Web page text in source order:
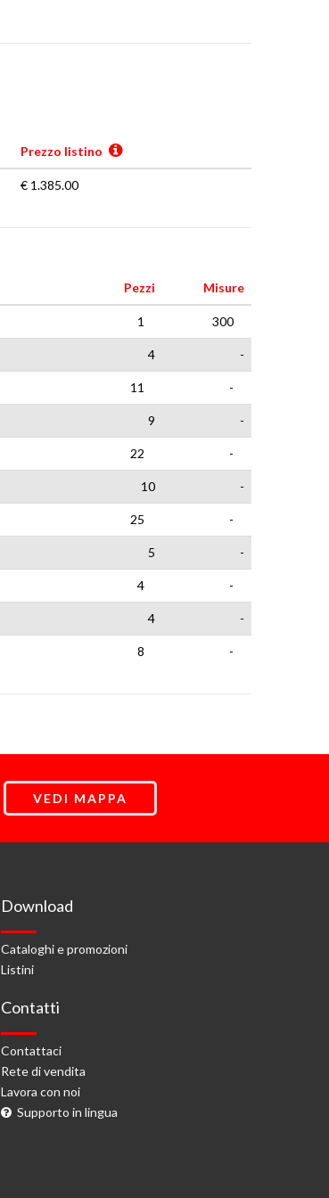
Prezzo listino
€ 1.385.00
Pezzi Misure
1 300
4 -
11 -
9 -
22 -
10 -
25 -
5 -
4 -
4 -
8 -
VEDI MAPPA
Download
Cataloghi e promozioni
Listini
Contatti
Contattaci
Rete di vendita
Lavora con noi
Supporto in lingua